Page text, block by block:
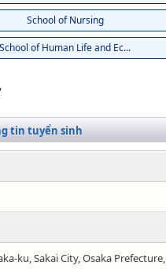
School of Nursing
School of Human Life and Ec...
tin tuyển sinh
ku, Sakai City, Osaka Prefecture,